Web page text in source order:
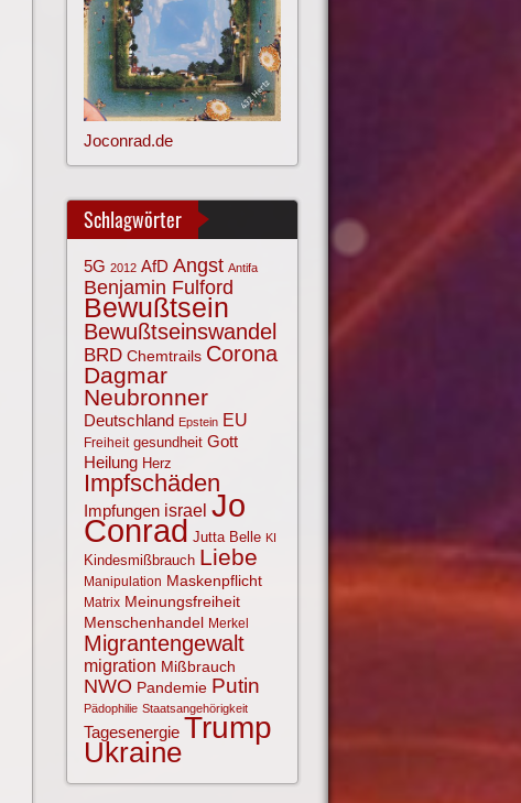
Joconrad.de
Schlagwörter
5G 2012 AfD Angst Antifa
Benjamin Fulford
Bewußtsein
Bewußtseinswandel
BRD Chemtrails Corona
Dagmar
Neubronner
Deutschland Epstein EU
Freiheit gesundheit Gott
Heilung Herz
Impfschäden
Impfungen israel Jo
Conrad Jutta Belle KI
Kindesmißbrauch Liebe
Manipulation Maskenpflicht
Matrix Meinungsfreiheit
Menschenhandel Merkel
Migrantengewalt
migration Mißbrauch
NWO Pandemie Putin
Pädophilie Staatsangehörigkeit
Tagesenergie Trump
Ukraine